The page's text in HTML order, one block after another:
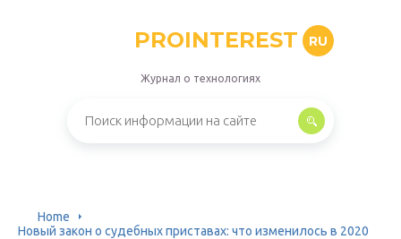
PROINTEREST RU
Журнал о технологиях
Home
Новый закон о судебных приставах: что изменилось в 2020